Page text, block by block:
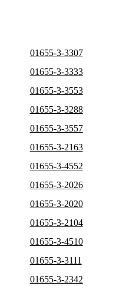
01655-3-3307
01655-3-3333
01655-3-3553
01655-3-3288
01655-3-3557
01655-3-2163
01655-3-4552
01655-3-2026
01655-3-2020
01655-3-2104
01655-3-4510
01655-3-3111
01655-3-2342